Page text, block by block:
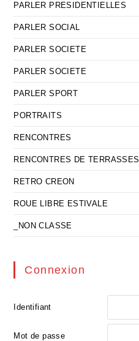
PARLER PRESIDENTIELLES
PARLER SOCIAL
PARLER SOCIETE
PARLER SOCIETE
PARLER SPORT
PORTRAITS
RENCONTRES
RENCONTRES DE TERRASSES
RETRO CREON
ROUE LIBRE ESTIVALE
_NON CLASSE
Connexion
Identifiant
Mot de passe